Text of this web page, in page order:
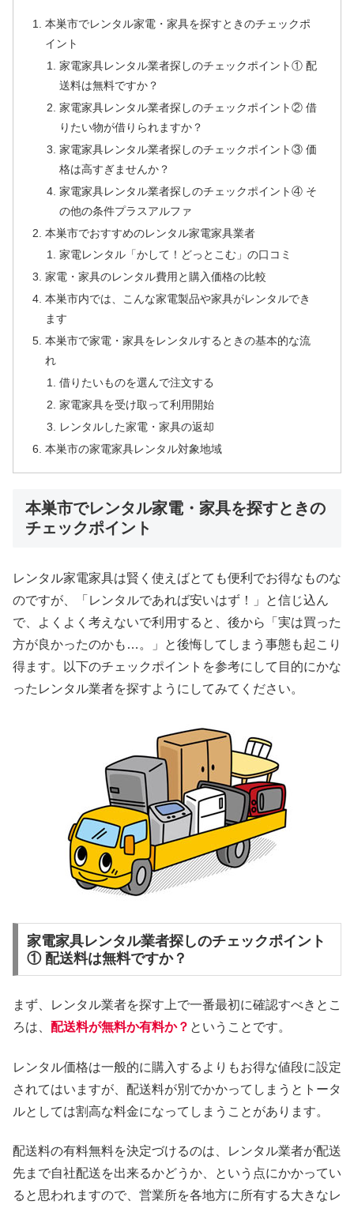
本巣市でレンタル家電・家具を探すときのチェックポ
イント
家電家具レンタル業者探しのチェックポイント① 配
送料は無料ですか？
家電家具レンタル業者探しのチェックポイント② 借
りたい物が借りられますか？
家電家具レンタル業者探しのチェックポイント③ 価
格は高すぎませんか？
家電家具レンタル業者探しのチェックポイント④ そ
の他の条件プラスアルファ
本巣市でおすすめのレンタル家電家具業者
家電レンタル「かして！どっとこむ」の口コミ
家電・家具のレンタル費用と購入価格の比較
本巣市内では、こんな家電製品や家具がレンタルでき
ます
本巣市で家電・家具をレンタルするときの基本的な流
れ
借りたいものを選んで注文する
家電家具を受け取って利用開始
レンタルした家電・家具の返却
本巣市の家電家具レンタル対象地域
本巣市でレンタル家電・家具を探すときの
チェックポイント
レンタル家電家具は賢く使えばとても便利でお得なものな
のですが、「レンタルであれば安いはず！」と信じ込ん
で、よくよく考えないで利用すると、後から「実は買った
方が良かったのかも…。」と後悔してしまう事態も起こり
得ます。以下のチェックポイントを参考にして目的にかな
ったレンタル業者を探すようにしてみてください。
家電家具レンタル業者探しのチェックポイント
① 配送料は無料ですか？
まず、レンタル業者を探す上で一番最初に確認すべきとこ
ろは、 配送料が無料か有料か？ ということです。
レンタル価格は一般的に購入するよりもお得な値段に設定
されてはいますが、配送料が別でかかってしまうとトータ
ルとしては割高な料金になってしまうことがあります。
配送料の有料無料を決定づけるのは、レンタル業者が配送
先まで自社配送を出来るかどうか、という点にかかってい
ると思われますので、営業所を各地方に所有する大きなレ